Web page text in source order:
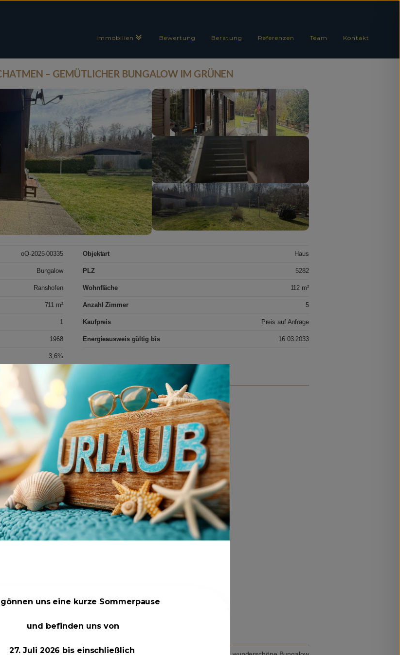
Immobilien Bewertung Beratung Referenzen Team Kontakt
– GEMÜTLICHER BUNGALOW IM GRÜNEN
oO-2025-00335 Objektart Haus
Bungalow PLZ 5282
Ranshofen Wohnfläche 112 m²
711 m² Anzahl Zimmer 5
1 Kaufpreis Preis auf Anfrage
1968 Energieausweis gültig bis 16.03.2033
3,6%
Bungalow in Ranshofen
aus klassischem Stil und
m², verteilt auf fünf
Drei Schlafzimmer
das Home-Office,
dessen Boden mit
und Familie willkommen
Fliesen ausgestattet,
pflegeleicht sind.
einer umweltfreundlichen
heizen kannst.
Stauraum – ideal für Vorräte
Platz für einen Garten,
Daumen zum Einsatz
bestens angebunden und
in Kürze.
Tritt ein und fühl Dich daheim!
uns eine kurze Sommerpause
und befinden uns von
27. Juli 2026 bis einschließlich